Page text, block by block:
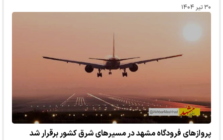
۳۰ تیر ۱۴۰۴
پروازهای فرودگاه مشهد در مسیرهای شرق کشور برقرار شد